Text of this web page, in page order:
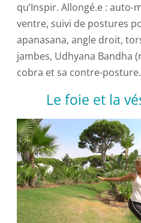
qu’Inspir. Allongé.e : auto-
ventre, suivi de postures
apanasana, angle droit,
jambes, Udhyana Bandha
cobra et sa contre-posture.
Le foie et la